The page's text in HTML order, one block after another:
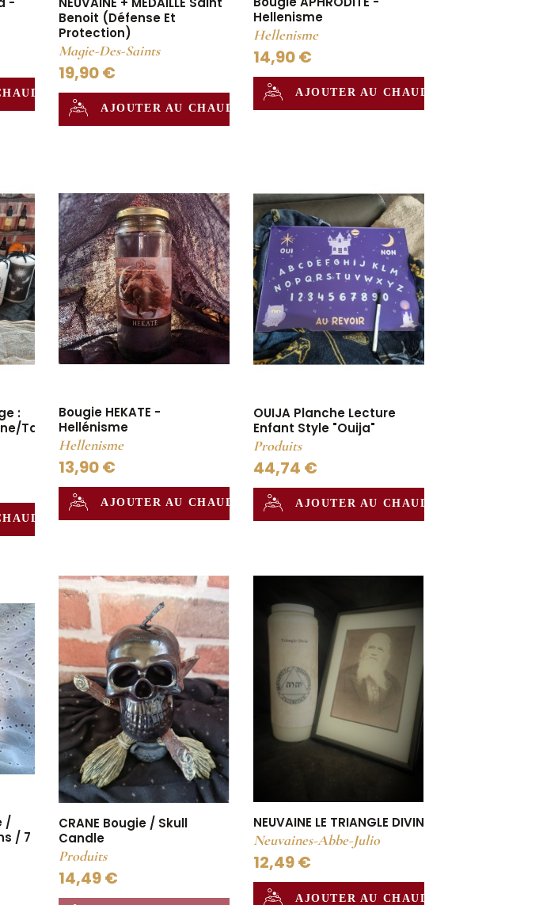
Benoit (Défense Et
Protection)
Magie-Des-Saints
19,90 €
AJOUTER AU CHAUDRON
Hellenisme
Hellenisme
14,90 €
AJOUTER AU CHAUDRON
:
Tarot/Oui
Bougie HEKATE -
Hellénisme
Hellenisme
13,90 €
AJOUTER AU CHAUDRON
OUIJA Planche Lecture
Enfant Style "Ouija"
Produits
44,74 €
AJOUTER AU CHAUDRON
/
/ 7
CRANE Bougie / Skull
Candle
Produits
14,49 €
NEUVAINE LE TRIANGLE DIVIN
Neuvaines-Abbe-Julio
12,49 €
AJOUTER AU CHAUDRON